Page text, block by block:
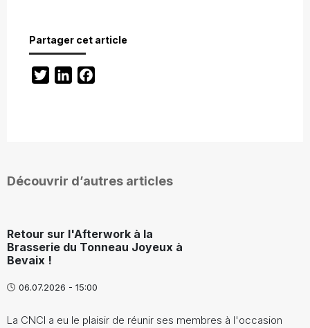
Partager cet article
TwitterLinkedIn
Découvrir d’autres articles
Retour sur l'Afterwork à la
Brasserie du Tonneau Joyeux à
Bevaix !
06.07.2026 - 15:00
La CNCI a eu le plaisir de réunir ses membres à l'occasion